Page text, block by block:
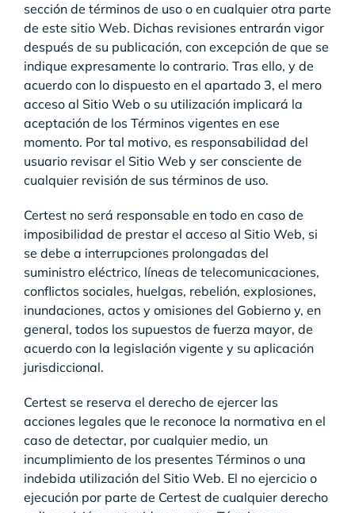
sección de términos de uso o en cualquier otra parte
de este sitio Web. Dichas revisiones entrarán vigor
después de su publicación, con excepción de que se
indique expresamente lo contrario. Tras ello, y de
acuerdo con lo dispuesto en el apartado 3, el mero
acceso al Sitio Web o su utilización implicará la
aceptación de los Términos vigentes en ese
momento. Por tal motivo, es responsabilidad del
usuario revisar el Sitio Web y ser consciente de
cualquier revisión de sus términos de uso.
Certest no será responsable en todo en caso de
imposibilidad de prestar el acceso al Sitio Web, si
se debe a interrupciones prolongadas del
suministro eléctrico, líneas de telecomunicaciones,
conflictos sociales, huelgas, rebelión, explosiones,
inundaciones, actos y omisiones del Gobierno y, en
general, todos los supuestos de fuerza mayor, de
acuerdo con la legislación vigente y su aplicación
jurisdiccional.
Certest se reserva el derecho de ejercer las
acciones legales que le reconoce la normativa en el
caso de detectar, por cualquier medio, un
incumplimiento de los presentes Términos o una
indebida utilización del Sitio Web. El no ejercicio o
ejecución por parte de Certest de cualquier derecho